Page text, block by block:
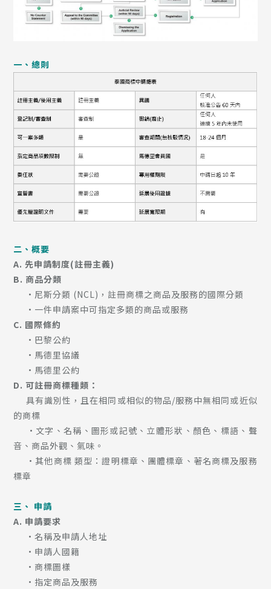
一、總則
二、概要
A. 先申請制度(註冊主義)
B. 商品分類
•尼斯分類 (NCL)，註冊商標之商品及服務的國際分類
•一件申請案中可指定多類的商品或服務
C. 國際條約
•巴黎公約
•馬德里協議
•馬德里公約
D. 可註冊商標種類：
具有識別性，且在相同或相似的物品/服務中無相同或近似
的商標
•文字、名稱、圖形或記號、立體形狀、顏色、標語、聲
音、商品外觀、氣味。
•其他商標 類型：證明標章、團體標章、著名商標及服務
標章
三、 申請
A. 申請要求
•名稱及申請人地址
•申請人國籍
•商標圖樣
•指定商品及服務